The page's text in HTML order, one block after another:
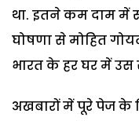
था. इतने कम दाम में
घोषणा से मोहित
भारत के हर घर में उस
अखबारों में पूरे पेज के